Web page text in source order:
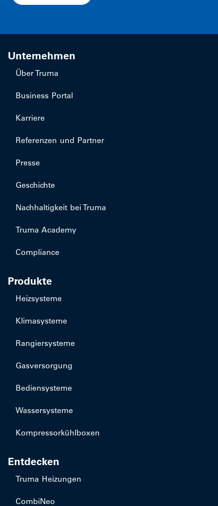
Unternehmen
Über Truma
Business Portal
Karriere
Referenzen und Partner
Presse
Geschichte
Nachhaltigkeit bei Truma
Truma Academy
Compliance
Produkte
Heizsysteme
Klimasysteme
Rangiersysteme
Gasversorgung
Bediensysteme
Wassersysteme
Kompressorkühlboxen
Entdecken
Truma Heizungen
CombiNeo